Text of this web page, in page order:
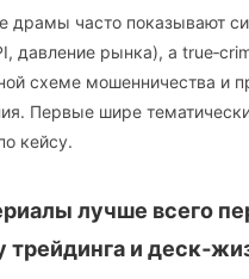
драмы часто показывают
давление рынка), а
схеме мошенничества и
Первые шире
кейсу.
лучше всего
трейдинга и